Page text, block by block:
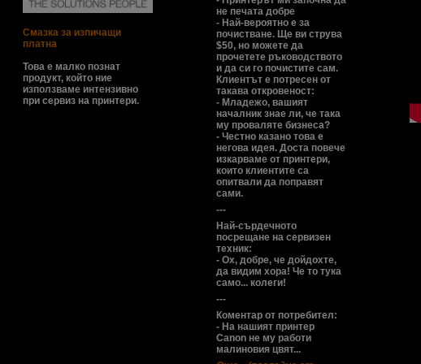
Смазка за изпичащи
платна
Това е малко познат
продукт, който ние
използваме интензивно
при сервиз на принтери.
не печата добре
- Най-вероятно е за
почистване. Ще ви струва
$50, но можете да
прочетете ръководството
и да си го почистите сам.
Клиентът е потресен от
такава откровеност:
- Младежо, вашият
началник знае ли, че така
му проваляте бизнеса?
- Честно казано това е
негова идея. Доста повече
изкарваме от принтери,
които клиентите са
опитвали да поправят
сами.
---
Най-сърдечното
посрещане на сервизен
техник:
- Ох, добре, че дойдохте,
да видим хора! Че то тука
само... колеги!
---
Коментар от потребител:
- На нашият принтер
Canon не му работи
малиновия цвят...